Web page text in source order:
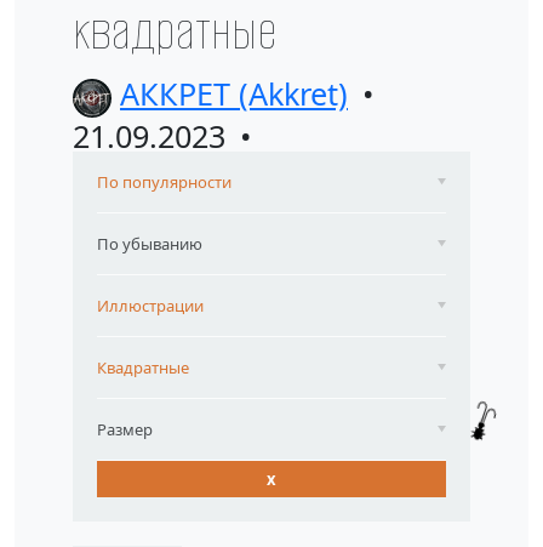
квадратные
АККРЕТ (Akkret)
21.09.2023
По популярности
По убыванию
Иллюстрации
Квадратные
Размер
x